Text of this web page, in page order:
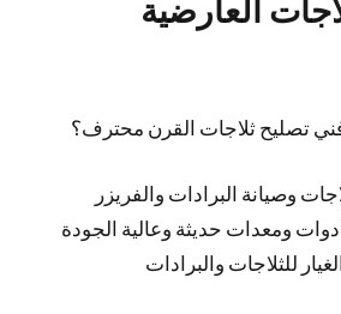
العارضية
تصليح ثلاجات القرن محترف؟
وصيانة البرادات والفريزر
ومعدات حديثة وعالية الجودة
للثلاجات والبرادات